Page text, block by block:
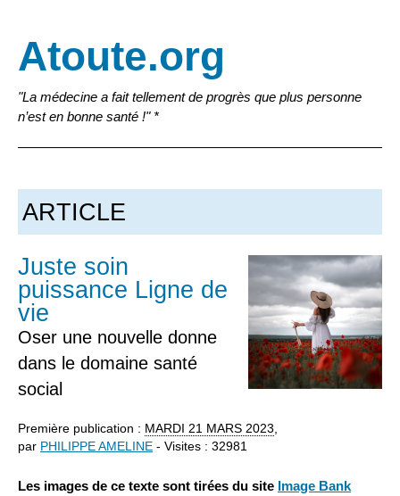
Atoute.org
"La médecine a fait tellement de progrès que plus personne
n’est en bonne santé !" *
ARTICLE
Juste soin
puissance Ligne de
vie
Oser une nouvelle donne
dans le domaine santé
social
Première publication : MARDI 21 MARS 2023,
par PHILIPPE AMELINE - Visites : 32981
Les images de ce texte sont tirées du site Image Bank